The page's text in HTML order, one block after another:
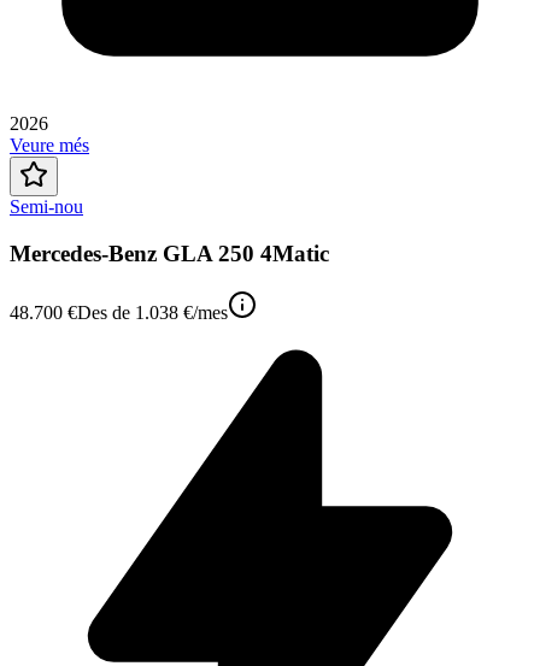
2026
Veure més
Semi-nou
Mercedes-Benz GLA 250 4Matic
48.700 €Des de 1.038 €/mes